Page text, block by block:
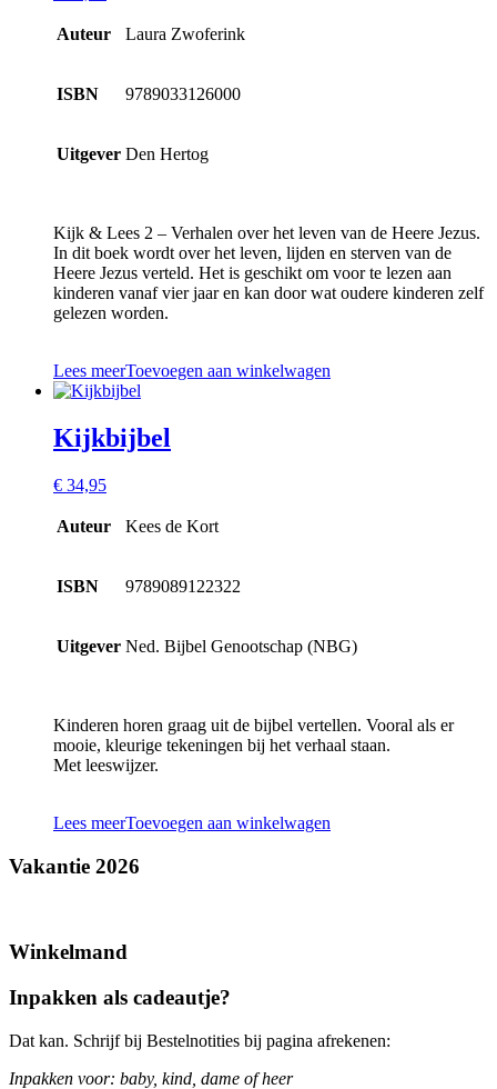
Auteur Laura Zwoferink
ISBN 9789033126000
Uitgever Den Hertog
Kijk & Lees 2 – Verhalen over het leven van de Heere Jezus.
In dit boek wordt over het leven, lijden en sterven van de
Heere Jezus verteld. Het is geschikt om voor te lezen aan
kinderen vanaf vier jaar en kan door wat oudere kinderen zelf
gelezen worden.
Lees meerToevoegen aan winkelwagen
Kijkbijbel
€ 34,95
Auteur Kees de Kort
ISBN 9789089122322
Uitgever Ned. Bijbel Genootschap (NBG)
Kinderen horen graag uit de bijbel vertellen. Vooral als er
mooie, kleurige tekeningen bij het verhaal staan.
Met leeswijzer.
Lees meerToevoegen aan winkelwagen
Vakantie 2026
Winkelmand
Inpakken als cadeautje?
Dat kan. Schrijf bij Bestelnotities bij pagina afrekenen:
Inpakken voor: baby, kind, dame of heer